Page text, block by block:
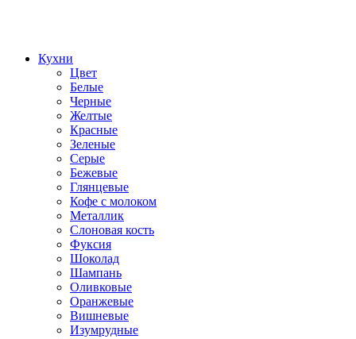
Кухни
Цвет
Белые
Черные
Желтые
Красные
Зеленые
Серые
Бежевые
Глянцевые
Кофе с молоком
Металлик
Слоновая кость
Фуксия
Шоколад
Шампань
Оливковые
Оранжевые
Вишневые
Изумрудные